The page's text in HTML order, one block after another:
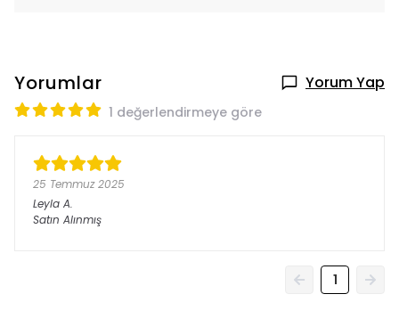
Yorumlar Yorum Yap
1 değerlendirmeye göre
25 Temmuz 2025
Leyla A.
Satın Alınmış
1